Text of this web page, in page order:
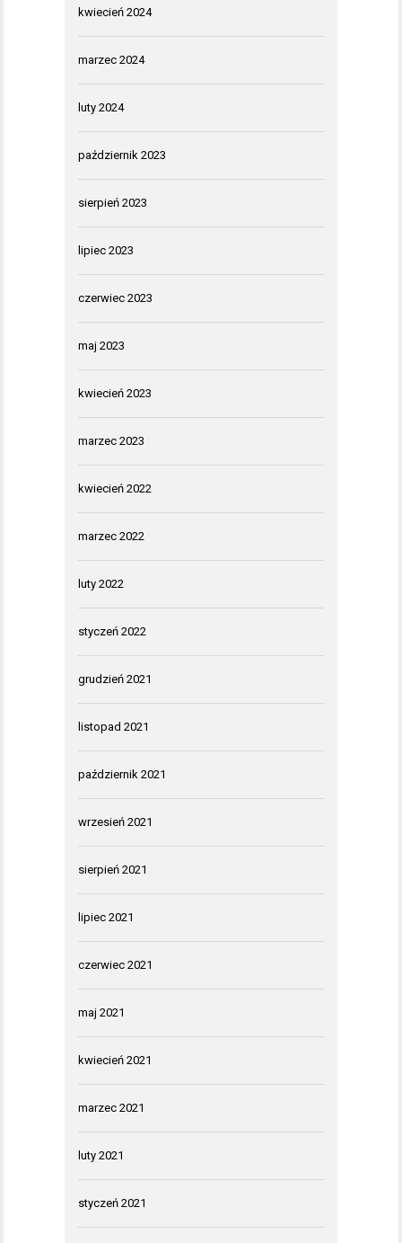
kwiecień 2024
marzec 2024
luty 2024
październik 2023
sierpień 2023
lipiec 2023
czerwiec 2023
maj 2023
kwiecień 2023
marzec 2023
kwiecień 2022
marzec 2022
luty 2022
styczeń 2022
grudzień 2021
listopad 2021
październik 2021
wrzesień 2021
sierpień 2021
lipiec 2021
czerwiec 2021
maj 2021
kwiecień 2021
marzec 2021
luty 2021
styczeń 2021